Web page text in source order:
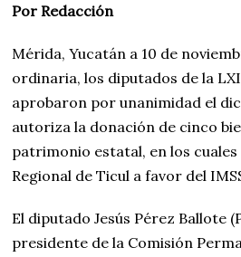
Por Redacción
Mérida, Yucatán a 10 de
ordinaria, los diputados de la
aprobaron por unanimidad el
autoriza la donación de cinco
patrimonio estatal, en los
Regional de Ticul a favor del
El diputado Jesús Pérez Ballote
presidente de la Comisión